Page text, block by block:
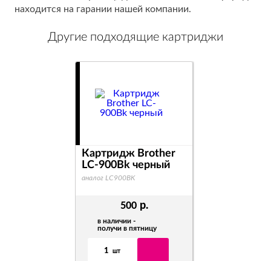
находится на гарании нашей компании.
Другие подходящие картриджи
500 р.
в наличии -
получи в пятницу
1 шт
Картридж Brother
LC-900Bk черный
аналог LC900BK